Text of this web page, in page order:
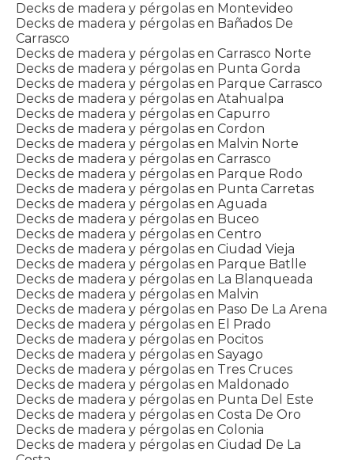
Decks de madera y pérgolas en Montevideo
Decks de madera y pérgolas en Bañados De
Carrasco
Decks de madera y pérgolas en Carrasco Norte
Decks de madera y pérgolas en Punta Gorda
Decks de madera y pérgolas en Parque Carrasco
Decks de madera y pérgolas en Atahualpa
Decks de madera y pérgolas en Capurro
Decks de madera y pérgolas en Cordon
Decks de madera y pérgolas en Malvin Norte
Decks de madera y pérgolas en Carrasco
Decks de madera y pérgolas en Parque Rodo
Decks de madera y pérgolas en Punta Carretas
Decks de madera y pérgolas en Aguada
Decks de madera y pérgolas en Buceo
Decks de madera y pérgolas en Centro
Decks de madera y pérgolas en Ciudad Vieja
Decks de madera y pérgolas en Parque Batlle
Decks de madera y pérgolas en La Blanqueada
Decks de madera y pérgolas en Malvin
Decks de madera y pérgolas en Paso De La Arena
Decks de madera y pérgolas en El Prado
Decks de madera y pérgolas en Pocitos
Decks de madera y pérgolas en Sayago
Decks de madera y pérgolas en Tres Cruces
Decks de madera y pérgolas en Maldonado
Decks de madera y pérgolas en Punta Del Este
Decks de madera y pérgolas en Costa De Oro
Decks de madera y pérgolas en Colonia
Decks de madera y pérgolas en Ciudad De La